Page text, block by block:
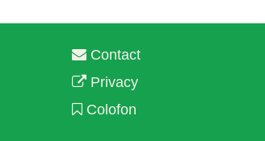
Contact
Privacy
Colofon